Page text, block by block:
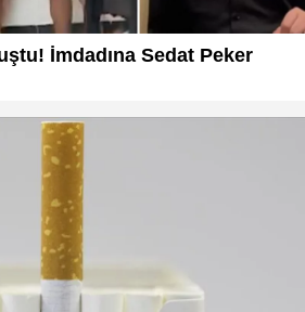
İmdadına Sedat Peker